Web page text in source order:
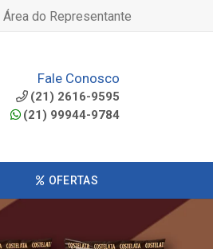
Área do Representante
Fale Conosco
(21) 2616-9595
(21) 99944-9784
OFERTAS